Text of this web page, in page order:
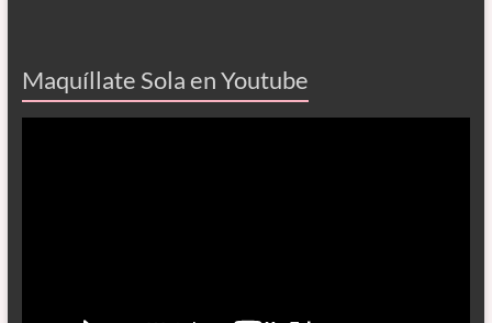
Maquíllate Sola en Youtube